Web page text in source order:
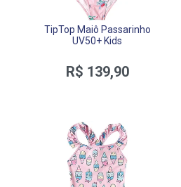
TipTop Maiô Passarinho
UV50+ Kids
R$ 139,90